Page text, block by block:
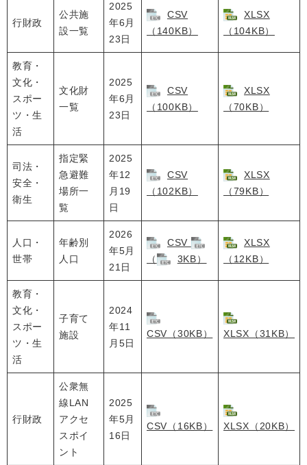
行財政
公共施
設一覧
2025
年6月
23日
CSV
（140KB）
XLSX
（104KB）
教育・
文化・
スポー
ツ・生
活
文化財
一覧
2025
年6月
23日
CSV
（100KB）
XLSX
（70KB）
司法・
安全・
衛生
指定緊
急避難
場所一
覧
2025
年12
月19
日
CSV
（102KB）
XLSX
（79KB）
人口・
世帯
年齢別
人口
2026
年5月
21日
CSV
（
3KB）
XLSX
（12KB）
教育・
文化・
スポー
ツ・生
活
子育て
施設
2024
年11
月5日
CSV（30KB） XLSX（31KB）
行財政
公衆無
線LAN
アクセ
スポイ
ント
2025
年5月
16日
CSV（16KB） XLSX（20KB）